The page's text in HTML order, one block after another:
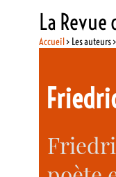
La Revue
Accueil> Les auteurs >